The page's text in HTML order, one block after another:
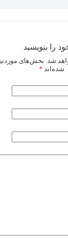
را بنویسید
شد. بخش‌های
شده‌اند *